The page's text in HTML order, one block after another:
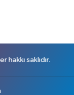
saklıdır.